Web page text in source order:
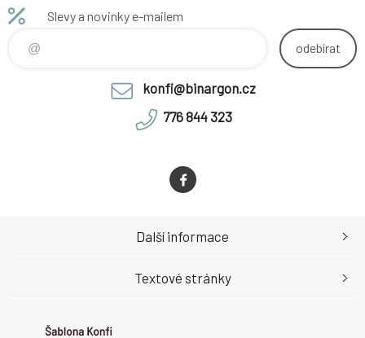
convallis. Ut enim ad minima
veniam, quis nostrum
exercitationem ullam corporis
suscipit laboriosam, nisi ut
interdum. Sed vel lectus.
Donec odio tempus molestie,
Slevy a novinky e-mailem
odebírat
konfi@binargon.cz
776 844 323
Další informace
Textové stránky